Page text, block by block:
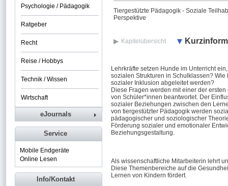
Tiergestützte Pädagogik - Soziale
Perspektive
Kapitelübersicht
Lehrkräfte setzen Hunde im Unterricht
sozialen Strukturen in Schulklassen?
sozialer Inklusion abgeleitet werden?
Diese Fragen werden mit einer der
von Schüler*innen beantwortet. Der
sozialer Beziehungen zwischen den
von tiergestützter Pädagogik werden
pädagogischer und soziologischer
Förderung sozialer und emotionaler
Beziehungsgestaltung.
Als wissenschaftliche Mitarbeiterin lehrt
Diese Themenbereiche auf die
Lernen von Kindern fördert.
Psychologie / Pädagogik
Ratgeber
Recht
Reise / Hobbys
Technik / Wissen
Wirtschaft
eJournals
Service
Mobile Endgeräte
Online Lesen
Info/Kontakt